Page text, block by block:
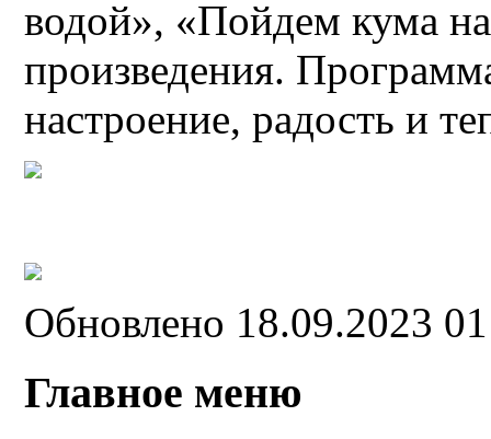
водой», «Пойдем кума
произведения.
настроение, радость и
Обновлено 18.09.2023
Главное меню